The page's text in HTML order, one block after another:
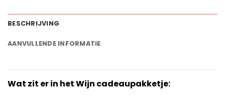
BESCHRIJVING
AANVULLENDE INFORMATIE
Wat zit er in het Wijn cadeaupakketje: